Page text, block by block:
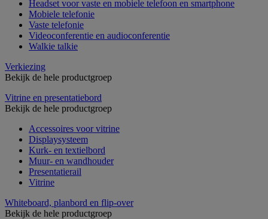
Headset voor vaste en mobiele telefoon en smartphone
Mobiele telefonie
Vaste telefonie
Videoconferentie en audioconferentie
Walkie talkie
Verkiezing
Bekijk de hele productgroep
Vitrine en presentatiebord
Bekijk de hele productgroep
Accessoires voor vitrine
Displaysysteem
Kurk- en textielbord
Muur- en wandhouder
Presentatierail
Vitrine
Whiteboard, planbord en flip-over
Bekijk de hele productgroep